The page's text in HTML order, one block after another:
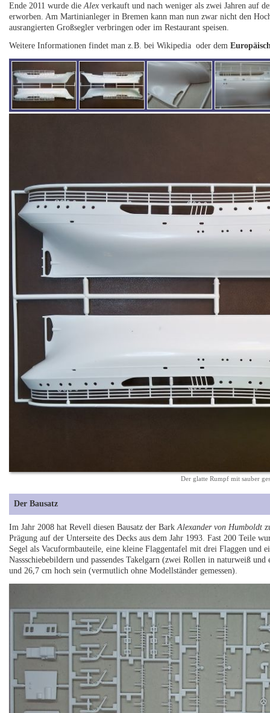
Ende 2011 wurde dieAlex verkauft und nach weniger als zwei Jahren auf
erworben. Am Martinianleger in Bremen kann man nun zwar nicht den
ausrangierten Großsegler verbringen oder im Restaurant speisen.
Weitere Informationen findet man z.B. bei Wikipedia oder dem
Der glatte Rumpf mit sauber
Der Bausatz
Im Jahr 2008 hat Revell diesen Bausatz der BarkAlexander von Humboldt
Prägung auf der Unterseite des Decks aus dem Jahr 1993. Fast 200 Teile
Segel als Vacuformbauteile, eine kleine Flaggentafel mit drei Flaggen und
Nassschiebebildern und passendes Takelgarn (zwei Rollen in naturweiß
und 26,7 cm hoch sein (vermutlich ohne Modellständer gemessen).